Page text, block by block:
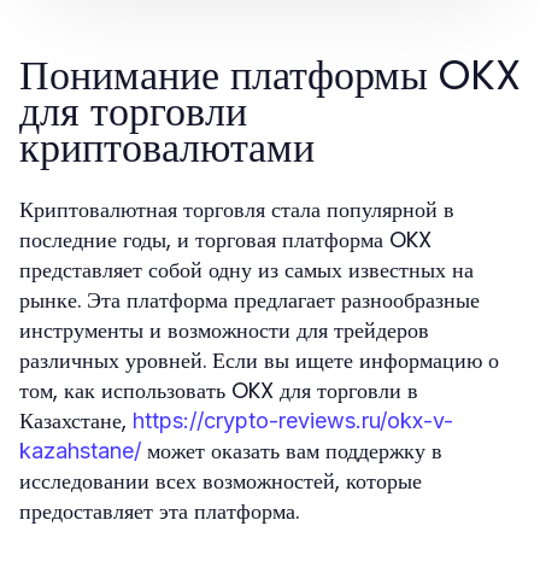
Понимание платформы OKX
для торговли
криптовалютами
Криптовалютная торговля стала популярной в
последние годы, и торговая платформа OKX
представляет собой одну из самых известных на
рынке. Эта платформа предлагает разнообразные
инструменты и возможности для трейдеров
различных уровней. Если вы ищете информацию о
том, как использовать OKX для торговли в
Казахстане, https://crypto-reviews.ru/okx-v-
kazahstane/ может оказать вам поддержку в
исследовании всех возможностей, которые
предоставляет эта платформа.